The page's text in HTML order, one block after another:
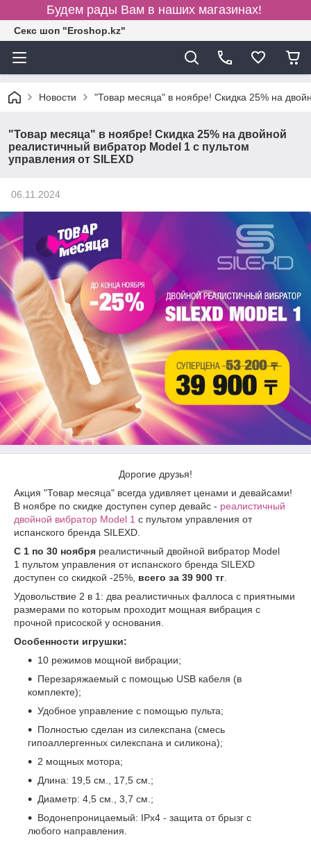
Будем рады Вам в наших магазинах!
Секс шоп "Eroshop.kz"
Новости "Товар месяца" в ноябре! Скидка 25% на
"Товар месяца" в ноябре! Скидка 25% на двойной
реалистичный вибратор Model 1 с пультом
управления от SILEXD
06.11.2024
Дорогие друзья!
Акция "Товар месяца" всегда удивляет ценами и девайсами!
В ноябре по скидке доступен супер девайс - реалистичный
двойной вибратор Model 1 с пультом управления от
испанского бренда SILEXD.
С 1 по 30 ноября реалистичный двойной вибратор Model
1 пультом управления от испанского бренда SILEXD
доступен со скидкой -25%, всего за 39 900 тг
Удовольствие 2 в 1: два реалистичных фаллоса с приятными
размерами по которым проходит мощная вибрация с
прочной присоской у основания.
Особенности игрушки:
10 режимов мощной вибрации;
Перезаряжаемый с помощью USB кабеля (в
комплекте);
Удобное управление с помощью пульта;
Полностью сделан из силекспана (смесь
гипоаллергенных силекспана и силикона);
2 мощных мотора;
Длина: 19,5 см., 17,5 см.;
Диаметр: 4,5 см., 3,7 см.;
Водонепроницаемый: IPx4 - защита от брызг с
любого направления.